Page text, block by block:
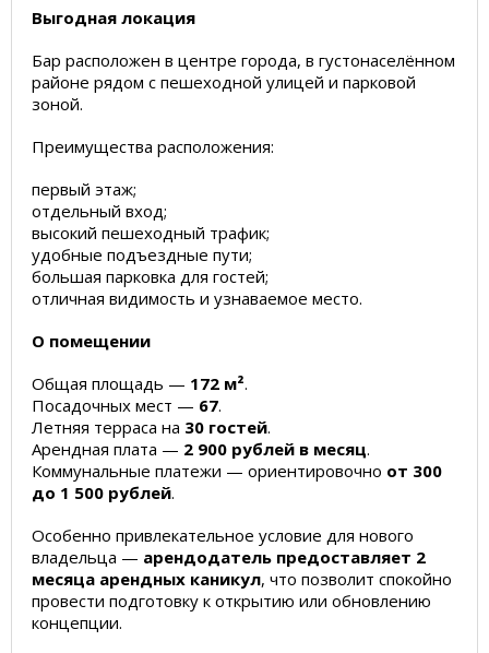
Выгодная локация
Бар расположен в центре города, в густонаселённом
районе рядом с пешеходной улицей и парковой
зоной.
Преимущества расположения:
первый этаж;
отдельный вход;
высокий пешеходный трафик;
удобные подъездные пути;
большая парковка для гостей;
отличная видимость и узнаваемое место.
О помещении
Общая площадь — 172 м².
Посадочных мест — 67.
Летняя терраса на 30 гостей.
Арендная плата — 2 900 рублей в месяц.
Коммунальные платежи — ориентировочно от 300
до 1 500 рублей.
Особенно привлекательное условие для нового
владельца — арендодатель предоставляет 2
месяца арендных каникул, что позволит спокойно
провести подготовку к открытию или обновлению
концепции.